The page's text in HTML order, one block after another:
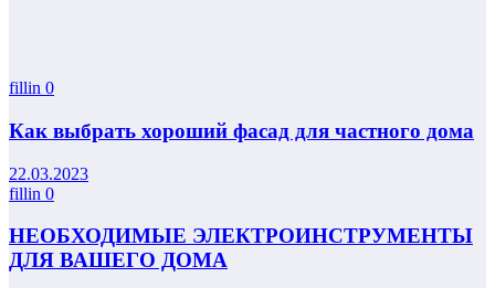
fillin 0
Как выбрать хороший фасад для частного дома
22.03.2023
fillin 0
НЕОБХОДИМЫЕ ЭЛЕКТРОИНСТРУМЕНТЫ
ДЛЯ ВАШЕГО ДОМА